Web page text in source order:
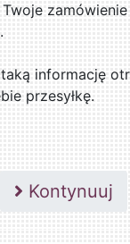
taką informację
przesyłkę.
Kontynuuj